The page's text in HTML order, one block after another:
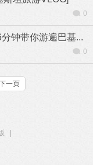
0
钟带你游遍巴基...
0
一页